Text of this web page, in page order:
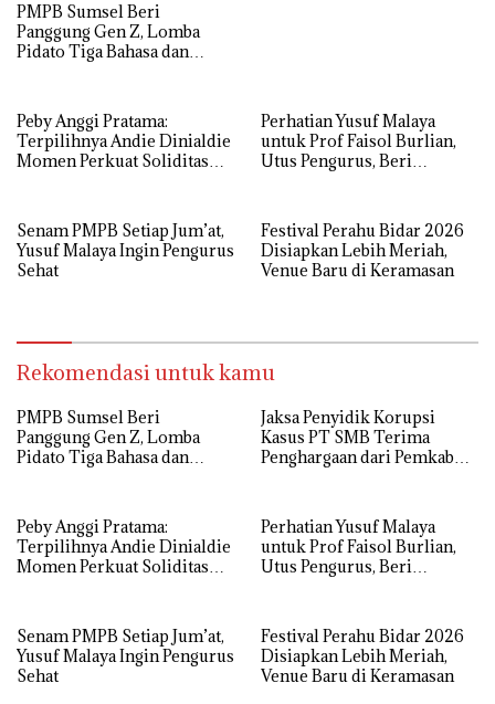
PMPB Sumsel Beri
Panggung Gen Z, Lomba
Pidato Tiga Bahasa dan
Peby Anggi Pratama:
Terpilihnya Andie Dinialdie
Momen Perkuat Soliditas
Perhatian Yusuf Malaya
untuk Prof Faisol Burlian,
Utus Pengurus, Beri
Senam PMPB Setiap Jum’at,
Yusuf Malaya Ingin Pengurus
Sehat
Festival Perahu Bidar 2026
Disiapkan Lebih Meriah,
Venue Baru di Keramasan
Rekomendasi untuk kamu
PMPB Sumsel Beri
Panggung Gen Z, Lomba
Pidato Tiga Bahasa dan
Jaksa Penyidik Korupsi
Kasus PT SMB Terima
Penghargaan dari Pemkab
Peby Anggi Pratama:
Terpilihnya Andie Dinialdie
Momen Perkuat Soliditas
Perhatian Yusuf Malaya
untuk Prof Faisol Burlian,
Utus Pengurus, Beri
Senam PMPB Setiap Jum’at,
Yusuf Malaya Ingin Pengurus
Sehat
Festival Perahu Bidar 2026
Disiapkan Lebih Meriah,
Venue Baru di Keramasan